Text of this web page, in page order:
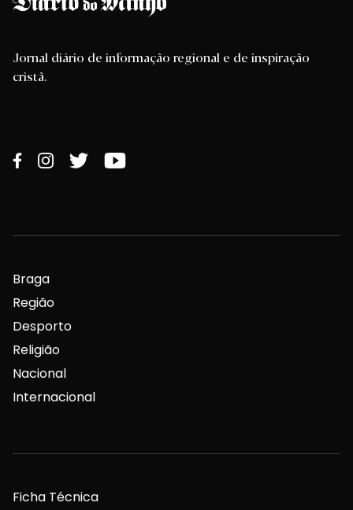
Jornal diário de informação regional e de inspiração
cristã.
Braga
Região
Desporto
Religião
Nacional
Internacional
Ficha Técnica